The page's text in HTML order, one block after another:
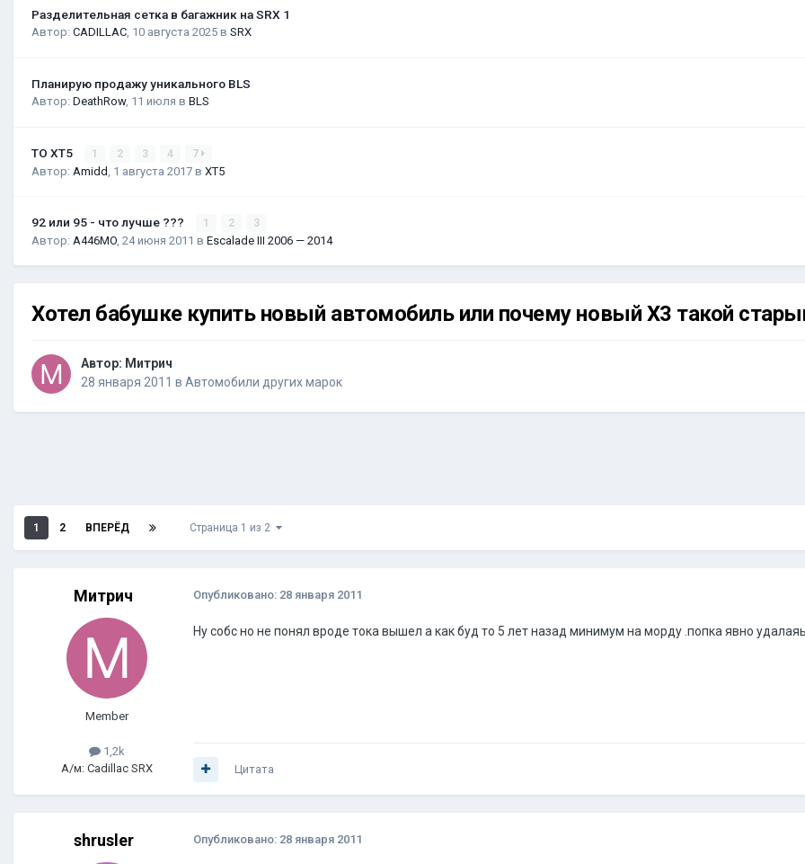
Разделительная сетка в багажник на SRX 1
Автор: CADILLAC 10 августа 2025 в SRX
Планирую продажу уникального BLS
Автор: DeathRow, 11 июля в BLS
ТО XT5 1 2 3 4 7
Автор: Amidd 1 августа 2017 в XT5
92 или 95 - что лучше ??? 1 2 3
Автор: A446MO 24 июня 2011 в Escalade III 2006 — 2014
Хотел бабушке купить новый автомобиль или почему новый Х3 такой
Автор: Митрич
28 января 2011 в Автомобили других марок
1 2 ВПЕРЁД Страница 1 из 2
Митрич
Member
1,2k
А/м: Cadillac SRX
Опубликовано: 28 января 2011
Ну собс но не понял вроде тока вышел а как буд то 5 лет назад минимум на морду .попка явно удалаяь
Цитата
shrusler Опубликовано: 28 января 2011